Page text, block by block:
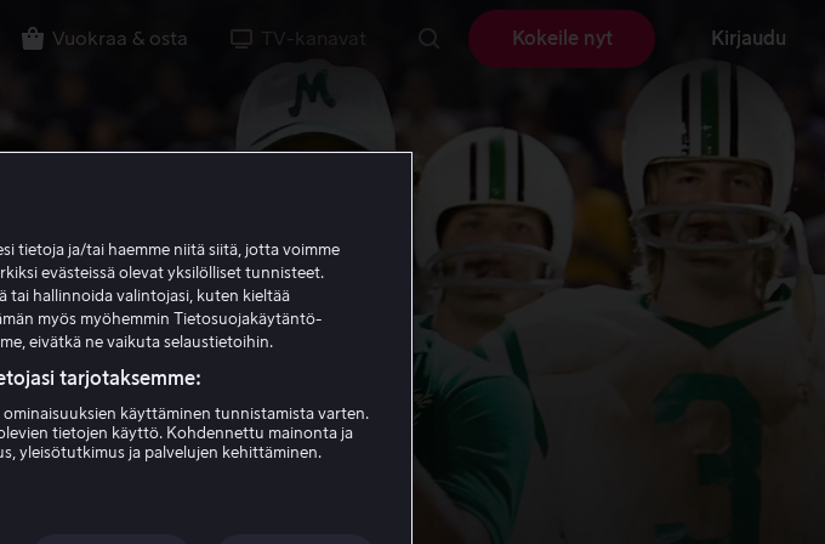
Vuokraa & osta TV-kanavat Kokeile nyt Kirjaudu
tietoja ja/tai haemme niitä siitä, jotta voimme
evästeissä olevat yksilölliset tunnisteet.
tai hallinnoida valintojasi, kuten kieltää
myös myöhemmin Tietosuojakäytäntö-
eivätkä ne vaikuta selaustietoihin.
tarjotaksemme:
käyttäminen tunnistamista varten.
tietojen käyttö. Kohdennettu mainonta ja
yleisötutkimus ja palvelujen kehittäminen.